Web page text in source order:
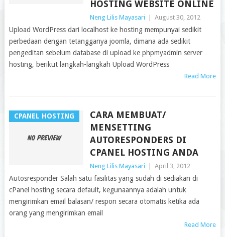
HOSTING WEBSITE ONLINE
Neng Lilis Mayasari August 30, 2012
Upload WordPress dari localhost ke hosting mempunyai sedikit
perbedaan dengan tetangganya joomla, dimana ada sedikit
pengeditan sebelum database di upload ke phpmyadmin server
hosting, berikut langkah-langkah Upload WordPress
Read More
CPANEL HOSTING
CARA MEMBUAT/
MENSETTING
AUTORESPONDERS DI
CPANEL HOSTING ANDA
Neng Lilis Mayasari April 3, 2012
Autosresponder Salah satu fasilitas yang sudah di sediakan di
cPanel hosting secara default, kegunaannya adalah untuk
mengirimkan email balasan/ respon secara otomatis ketika ada
orang yang mengirimkan email
Read More